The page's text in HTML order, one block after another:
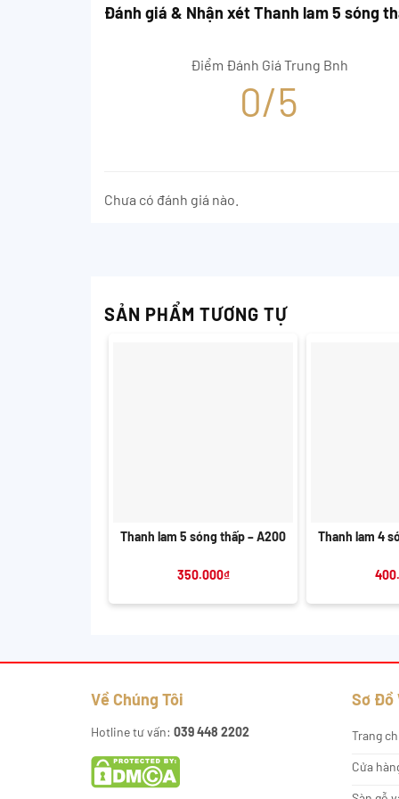
Đánh giá & Nhận xét Thanh lam 5 sóng
Điểm Đánh Giá Trung Bnh
0/5
Chưa có đánh giá nào.
SẢN PHẨM TƯƠNG TỰ
Thanh lam 5 sóng thấp – A200
350.000₫
Thanh lam 4
Về Chúng Tôi
Hotline tư vấn: 039 448 2202
Sơ Đồ
Trang
Cửa